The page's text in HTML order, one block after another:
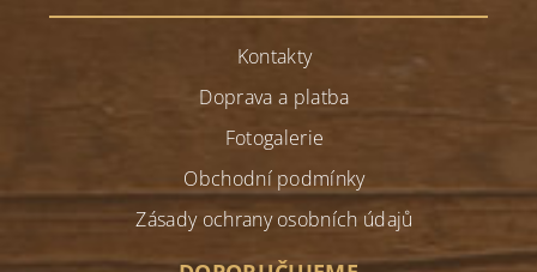
Kontakty
Doprava a platba
Fotogalerie
Obchodní podmínky
Zásady ochrany osobních údajů